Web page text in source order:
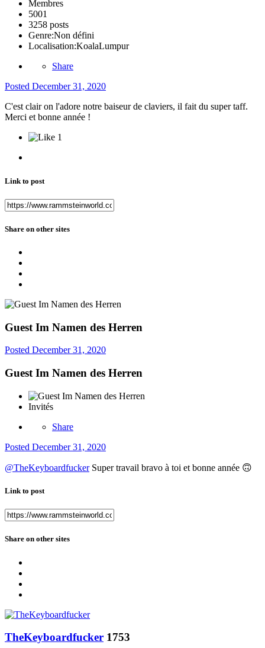
Membres
5001
3258 posts
Genre:Non défini
Localisation:KoalaLumpur
Share
Posted December 31, 2020
C'est clair on l'adore notre baiseur de claviers, il fait du super taff.
Merci et bonne année !
1
Link to post
Share on other sites
Guest Im Namen des Herren
Posted December 31, 2020
Guest Im Namen des Herren
Invités
Share
Posted December 31, 2020
@TheKeyboardfuckerSuper travail bravo à toi et bonne année 🙃
Link to post
Share on other sites
TheKeyboardfucker 1753